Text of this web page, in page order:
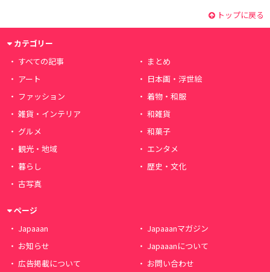
トップに戻る
カテゴリー
すべての記事
まとめ
アート
日本画・浮世絵
ファッション
着物・和服
雑貨・インテリア
和雑貨
グルメ
和菓子
観光・地域
エンタメ
暮らし
歴史・文化
古写真
ページ
Japaaan
Japaaanマガジン
お知らせ
Japaaanについて
広告掲載について
お問い合わせ